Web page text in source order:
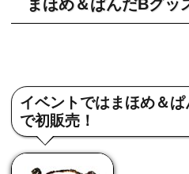
まほめ＆ぱんだBグッ
イベントではまほめ＆
で初販売！